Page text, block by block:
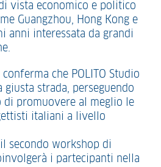
vista economico e politico
Guangzhou, Hong Kong e
anni interessata da grandi
che POLITO Studio
giusta strada, perseguendo
di promuovere al meglio le
italiani a livello
secondo workshop di
i partecipanti nella